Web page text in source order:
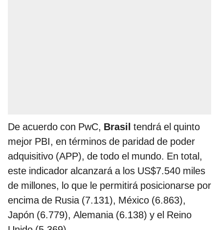
De acuerdo con PwC, Brasil tendrá el quinto
mejor PBI, en términos de paridad de poder
adquisitivo (APP), de todo el mundo. En total,
este indicador alcanzará a los US$7.540 miles
de millones, lo que le permitirá posicionarse por
encima de Rusia (7.131), México (6.863),
Japón (6.779), Alemania (6.138) y el Reino